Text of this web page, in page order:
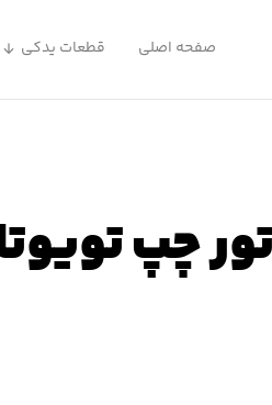
صفحه اصلی قطعات یدکی
چپ